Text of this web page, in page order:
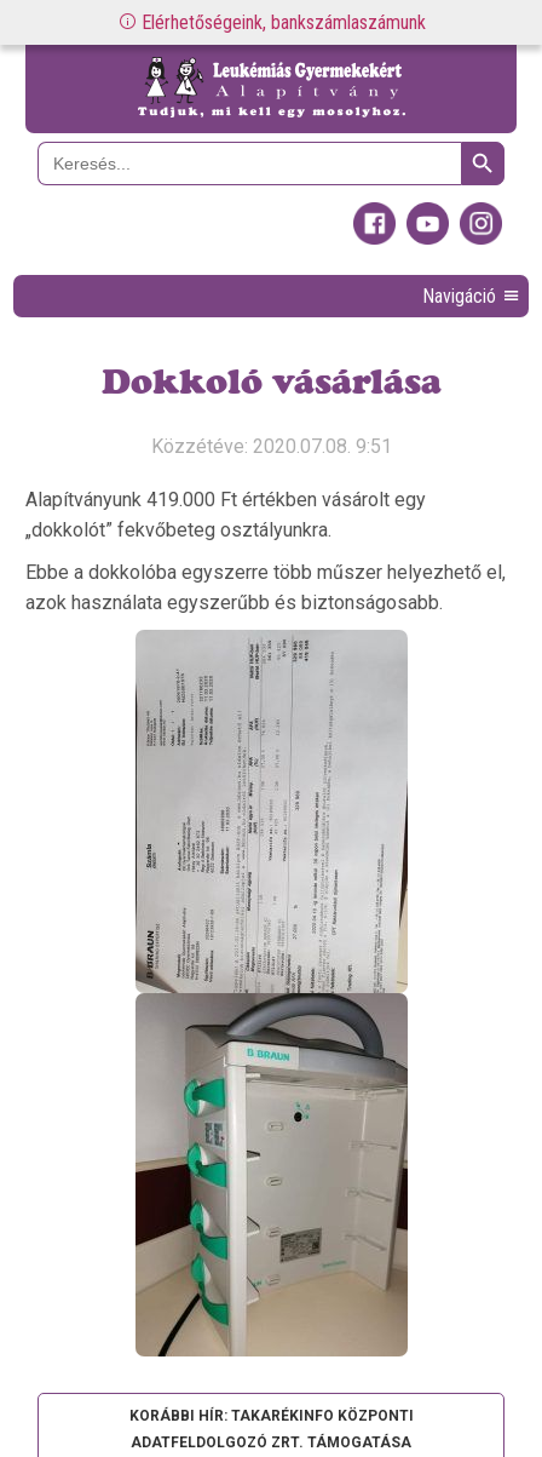
Elérhetőségeink, bankszámlaszámunk
Search
for:
Search Button
Navigáció
Dokkoló vásárlása
Közzétéve: 2020.07.08. 9:51
Alapítványunk 419.000 Ft értékben vásárolt egy
„dokkolót” fekvőbeteg osztályunkra.
Ebbe a dokkolóba egyszerre több műszer helyezhető el,
azok használata egyszerűbb és biztonságosabb.
KORÁBBI HÍR: TAKARÉKINFO KÖZPONTI
ADATFELDOLGOZÓ ZRT. TÁMOGATÁSA